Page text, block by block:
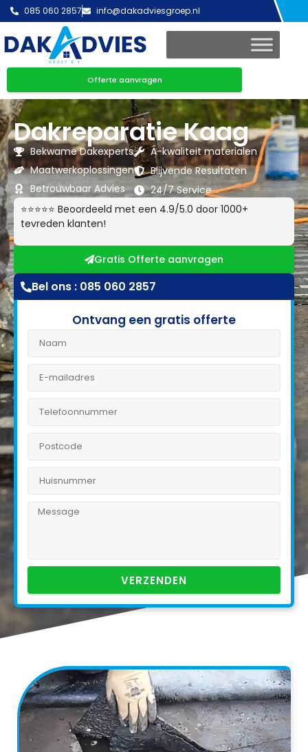
085 060 2857 info@dakadviesgroep.nl
Offerte aanvragen
Dakreparatie Kaag
Bekwame Dakexperts
Maatwerkoplossingen
Betrouwbaar Advies
A-kwaliteit materialen
Blijvende Resultaten
24/7 Service
⭐⭐⭐⭐⭐ Beoordeeld met een 4.9/5.0 door 1000+
tevreden klanten!
Gratis Offerte aanvragen
Bel ons : 085 060 2857
Ontvang een gratis offerte
VERZENDEN